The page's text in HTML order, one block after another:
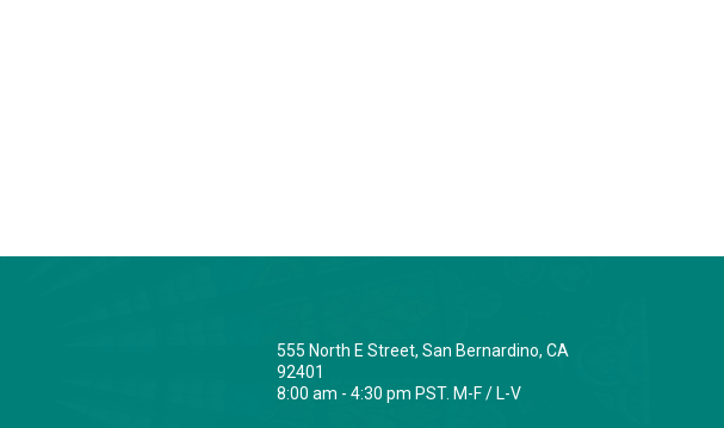
555 North E Street, San Bernardino, CA
92401
8:00 am - 4:30 pm PST. M-F / L-V